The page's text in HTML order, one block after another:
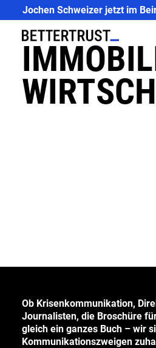
CASES
EXPERTISE
PR
MEDIA
DE
EN
Jochen Schweizer jetzt im
Ob Krisenkommunikation,
Journalisten, die Broschüre
gleich ein ganzes Buch – wir
Kommunikationszweigen